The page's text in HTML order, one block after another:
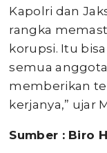
Kapolri dan
rangka
korupsi. Itu
semua
memberikan
kerjanya,” ujar
Sumber : Biro